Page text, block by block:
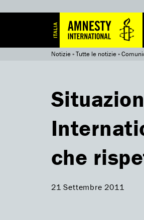
Notizie»Tutte le notizie»
che
21 Settembre 2011